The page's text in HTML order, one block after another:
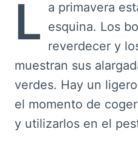
L a primavera
esquina. Los
reverdecer y
muestran sus
verdes. Hay un
el momento de
y utilizarlos en el